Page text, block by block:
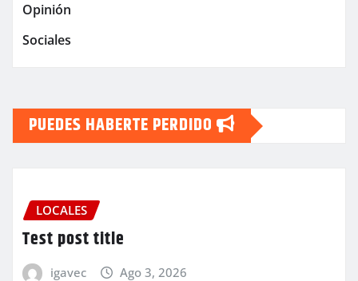
Opinión
Sociales
PUEDES HABERTE PERDIDO
LOCALES
Test post title
igavec Ago 3, 2026